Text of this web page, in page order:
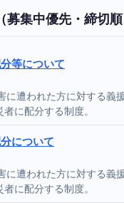
集中優先・締切順
等について
に遭われた方に対する義
に配分する制度。
について
に遭われた方に対する義
に配分する制度。